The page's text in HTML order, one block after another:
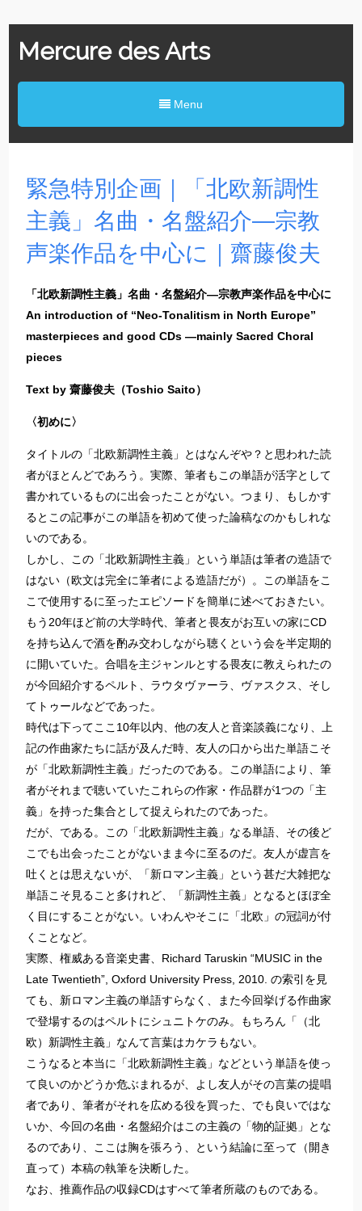
Mercure des Arts
Menu
緊急特別企画｜「北欧新調性
主義」名曲・名盤紹介―宗教
声楽作品を中心に｜齋藤俊夫
「北欧新調性主義」名曲・名盤紹介―宗教声楽作品を中心に
An introduction of “Neo-Tonalitism in North Europe”
masterpieces and good CDs ―mainly Sacred Choral
pieces
Text by 齋藤俊夫（Toshio Saito）
〈初めに〉
タイトルの「北欧新調性主義」とはなんぞや？と思われた読
者がほとんどであろう。実際、筆者もこの単語が活字として
書かれているものに出会ったことがない。つまり、もしかす
るとこの記事がこの単語を初めて使った論稿なのかもしれな
いのである。
しかし、この「北欧新調性主義」という単語は筆者の造語で
はない（欧文は完全に筆者による造語だが）。この単語をこ
こで使用するに至ったエピソードを簡単に述べておきたい。
もう20年ほど前の大学時代、筆者と畏友がお互いの家にCD
を持ち込んで酒を酌み交わしながら聴くという会を半定期的
に開いていた。合唱を主ジャンルとする畏友に教えられたの
が今回紹介するペルト、ラウタヴァーラ、ヴァスクス、そし
てトゥールなどであった。
時代は下ってここ10年以内、他の友人と音楽談義になり、上
記の作曲家たちに話が及んだ時、友人の口から出た単語こそ
が「北欧新調性主義」だったのである。この単語により、筆
者がそれまで聴いていたこれらの作家・作品群が1つの「主
義」を持った集合として捉えられたのであった。
だが、である。この「北欧新調性主義」なる単語、その後ど
こでも出会ったことがないまま今に至るのだ。友人が虚言を
吐くとは思えないが、「新ロマン主義」という甚だ大雑把な
単語こそ見ること多けれど、「新調性主義」となるとほぼ全
く目にすることがない。いわんやそこに「北欧」の冠詞が付
くことなど。
実際、権威ある音楽史書、Richard Taruskin “MUSIC in the
Late Twentieth”, Oxford University Press, 2010. の索引を見
ても、新ロマン主義の単語すらなく、また今回挙げる作曲家
で登場するのはペルトにシュニトケのみ。もちろん「（北
欧）新調性主義」なんて言葉はカケラもない。
こうなると本当に「北欧新調性主義」などという単語を使っ
て良いのかどうか危ぶまれるが、よし友人がその言葉の提唱
者であり、筆者がそれを広める役を買った、でも良いではな
いか、今回の名曲・名盤紹介はこの主義の「物的証拠」とな
るのであり、ここは胸を張ろう、という結論に至って（開き
直って）本稿の執筆を決断した。
なお、推薦作品の収録CDはすべて筆者所蔵のものである。